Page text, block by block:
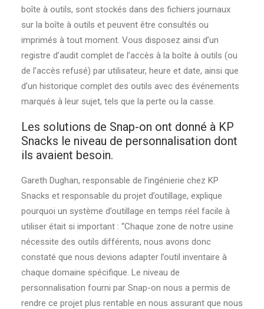
boîte à outils, sont stockés dans des fichiers journaux
sur la boîte à outils et peuvent être consultés ou
imprimés à tout moment. Vous disposez ainsi d’un
registre d’audit complet de l’accès à la boîte à outils (ou
de l’accès refusé) par utilisateur, heure et date, ainsi que
d’un historique complet des outils avec des événements
marqués à leur sujet, tels que la perte ou la casse.
Les solutions de Snap-on ont donné à KP
Snacks le niveau de personnalisation dont
ils avaient besoin.
Gareth Dughan, responsable de l’ingénierie chez KP
Snacks et responsable du projet d’outillage, explique
pourquoi un système d’outillage en temps réel facile à
utiliser était si important : “Chaque zone de notre usine
nécessite des outils différents, nous avons donc
constaté que nous devions adapter l’outil inventaire à
chaque domaine spécifique. Le niveau de
personnalisation fourni par Snap-on nous a permis de
rendre ce projet plus rentable en nous assurant que nous